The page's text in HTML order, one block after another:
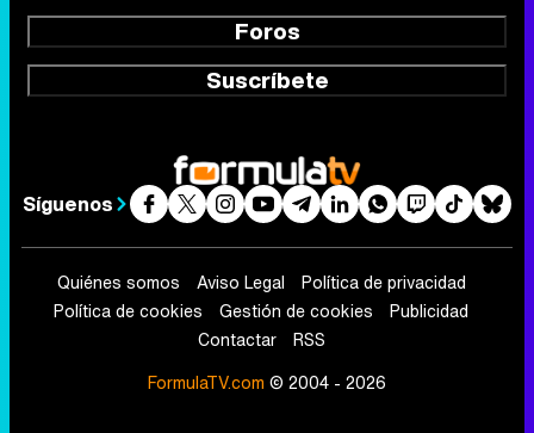
Foros
Suscríbete
Síguenos
Quiénes somos Aviso Legal
Política de privacidad
Política de cookies
Gestión de cookies
Publicidad
Contactar
RSS
FormulaTV.com © 2004 - 2026